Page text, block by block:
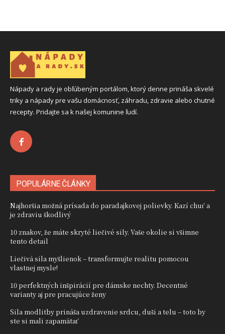
Nápady a rady je obľúbeným portálom, ktorý denne prináša skvelé
triky a nápady pre vašu domácnosť, záhradu, zdravie alebo chutné
recepty. Pridajte sa k našej komunine ľudí.
POPULÁRNE ČLÁNKY
Najhoršia možná prísada do paradajkovej polievky. Kazí chuť a
je zdraviu škodlivý
10 znakov, že máte skryté liečivé sily. Vaše okolie si všimne
tento detail
Liečivá sila myšlienok – transformujte realitu pomocou
vlastnej mysle!
10 perfektných inšpirácií pre dámske nechty. Decentné
varianty aj pre pracujúce ženy
Sila modlitby prináša uzdravenie srdcu, duši a telu – toto by
ste si mali zapamätať